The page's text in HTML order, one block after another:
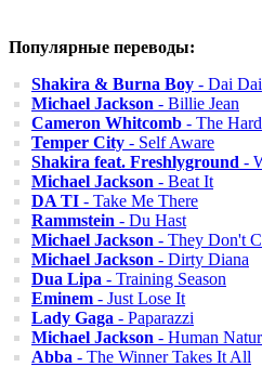
Популярные переводы:
Shakira & Burna Boy - Dai Dai
Michael Jackson - Billie Jean
Cameron Whitcomb - The
Temper City - Self Aware
Shakira feat. Freshlyground -
Michael Jackson - Beat It
DA TI - Take Me There
Rammstein - Du Hast
Michael Jackson - They Don't
Michael Jackson - Dirty Diana
Dua Lipa - Training Season
Eminem - Just Lose It
Lady Gaga - Paparazzi
Michael Jackson - Human
Abba - The Winner Takes It All